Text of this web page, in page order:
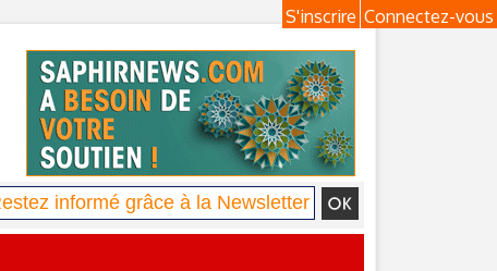
Connectez-vous
S'inscrire